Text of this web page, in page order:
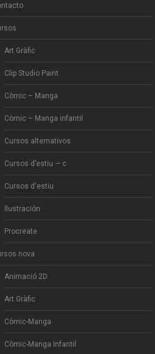
Art Gràfic
Clip Studio Paint
Còmic – Manga
Còmic – Manga infantil
Cursos alternativos
Cursos d’estiu — c
Cursos d'estiu
Ilustración
Procreate
nova
Animació 2D
Art Gràfic
Còmic-Manga
Còmic-Manga Infantil